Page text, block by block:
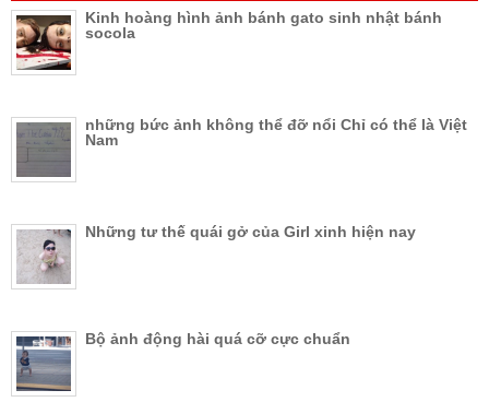
Kinh hoàng hình ảnh bánh gato sinh nhật bánh
socola
những bức ảnh không thể đỡ nổi Chỉ có thể là Việt
Nam
Những tư thế quái gở của Girl xinh hiện nay
Bộ ảnh động hài quá cỡ cực chuẩn